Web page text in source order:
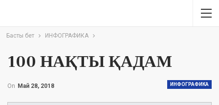
Басты бет ИНФОГРАФИКА
100 НАҚТЫ ҚАДАМ
ИНФОГРАФИКА
On Май 28, 2018